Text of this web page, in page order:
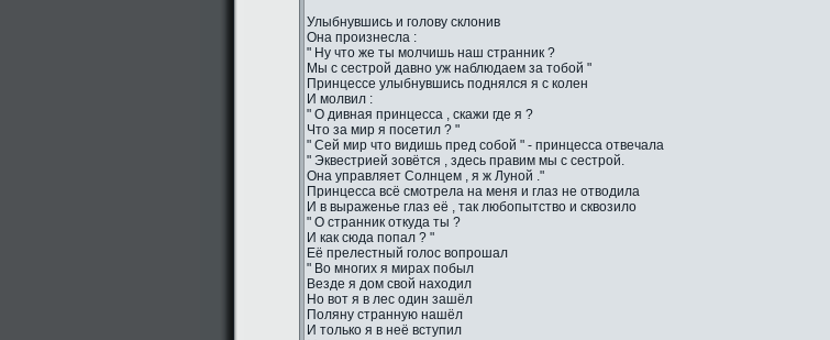
Улыбнувшись и голову склонив
Она произнесла :
" Ну что же ты молчишь наш странник ?
Мы с сестрой давно уж наблюдаем за тобой "
Принцессе улыбнувшись поднялся я с колен
И молвил :
" О дивная принцесса , скажи где я ?
Что за мир я посетил ? "
" Сей мир что видишь пред собой " - принцесса отвечала
" Эквестрией зовётся , здесь правим мы с сестрой.
Она управляет Солнцем , я ж Луной ."
Принцесса всё смотрела на меня и глаз не отводила
И в выраженье глаз её , так любопытство и сквозило
" О странник откуда ты ?
И как сюда попал ? "
Её прелестный голос вопрошал
" Во многих я мирах побыл
Везде я дом свой находил
Но вот я в лес один зашёл
Поляну странную нашёл
И только я в неё вступил